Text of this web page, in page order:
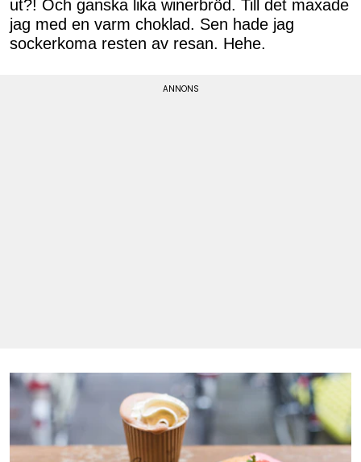
ut?! Och ganska lika winerbröd. Till det maxade
jag med en varm choklad. Sen hade jag
sockerkoma resten av resan. Hehe.